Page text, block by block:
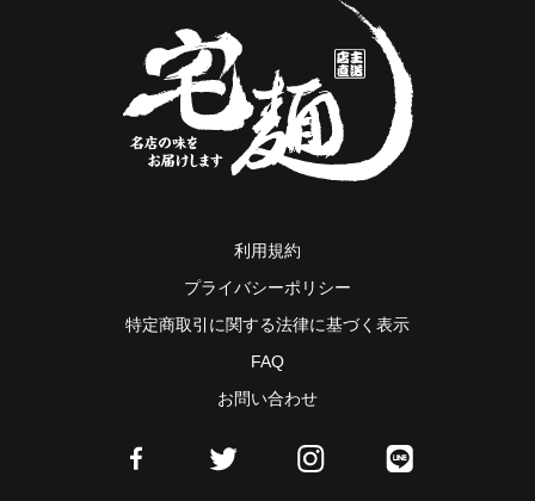
利用規約
プライバシーポリシー
特定商取引に関する法律に基づく表示
FAQ
お問い合わせ